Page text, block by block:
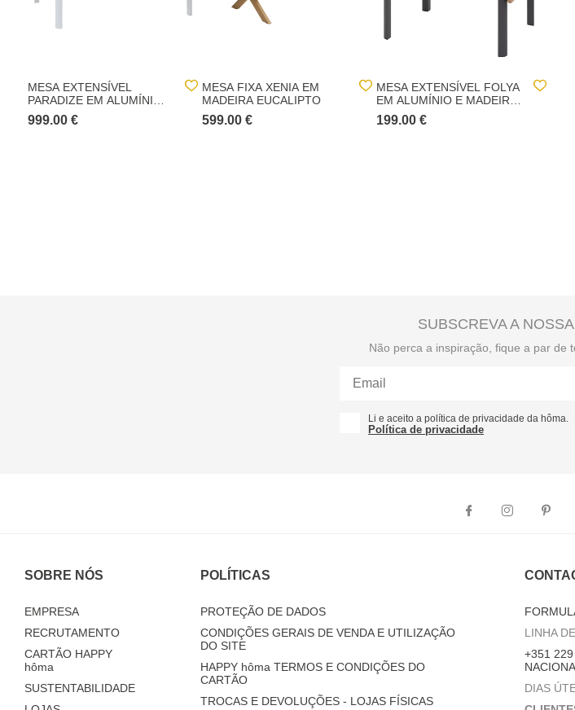
MESA EXTENSÍVEL
PARADIZE EM ALUMÍNIO E
MADEIRA ACÁCIA
999.00 €
MESA FIXA XENIA EM
MADEIRA EUCALIPTO
599.00 €
MESA EXTENSÍVEL FOLYA
EM ALUMÍNIO E MADEIRA
EUCALIPTO
199.00 €
SUBSCREVA A
Não perca a inspiração, fique a par de
Li e aceito a política de privacidade da hôma.
Política de privacidade
SOBRE NÓS
EMPRESA
RECRUTAMENTO
CARTÃO HAPPY
hôma
SUSTENTABILIDADE
POLÍTICAS
PROTEÇÃO DE DADOS
CONDIÇÕES GERAIS DE VENDA E UTILIZAÇÃO
DO SITE
HAPPY hôma TERMOS E CONDIÇÕES DO
CARTÃO
TROCAS E DEVOLUÇÕES - LOJAS FÍSICAS
LINHA
+351 229
DIAS